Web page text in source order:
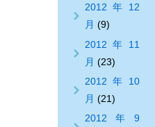
2012年12
月 (9)
2012年11
月 (23)
2012年10
月 (21)
2012年9